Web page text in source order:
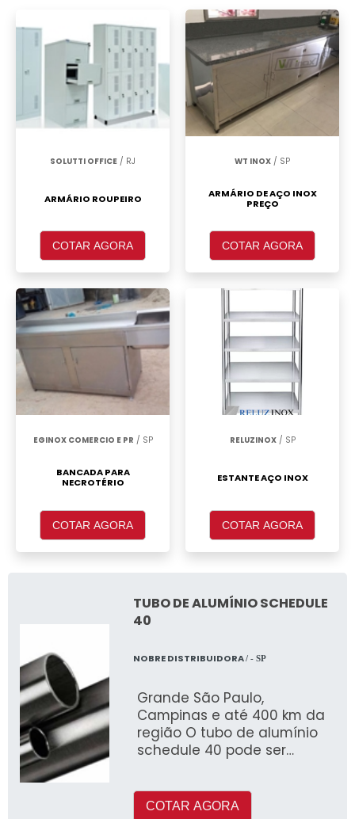
SOLUTTI OFFICE / RJ
ARMÁRIO ROUPEIRO
COTAR AGORA
WT INOX / SP
ARMÁRIO DE AÇO INOX
PREÇO
COTAR AGORA
EGINOX COMERCIO E PR / SP
BANCADA PARA
NECROTÉRIO
COTAR AGORA
RELUZINOX/ SP
ESTANTE AÇO INOX
COTAR AGORA
TUBO DE ALUMÍNIO SCHEDULE
40
NOBRE DISTRIBUIDORA/ - SP
Grande São Paulo,
Campinas e até 400 km da
região O tubo de alumínio
schedule 40 pode ser
COTAR AGORA